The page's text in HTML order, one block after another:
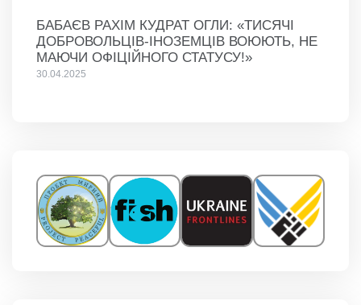
БАБАЄВ РАХІМ КУДРАТ ОГЛИ: «ТИСЯЧІ
ДОБРОВОЛЬЦІВ-ІНОЗЕМЦІВ ВОЮЮТЬ, НЕ
МАЮЧИ ОФІЦІЙНОГО СТАТУСУ!»
30.04.2025